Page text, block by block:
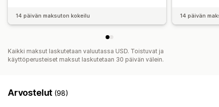
14 päivän maksuton kokeilu 14 päivän
Kaikki maksut laskutetaan valuutassa USD. Toistuvat ja
käyttöperusteiset maksut laskutetaan 30 päivän välein.
Arvostelut (98)